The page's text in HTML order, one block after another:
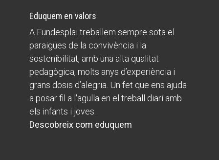
Eduquem en valors
A Fundesplai treballem sempre sota el
paraigües de la convivència i la
sostenibilitat, amb una alta qualitat
pedagògica, molts anys d’experiència i
grans dosis d’alegria. Un fet que ens ajuda
a posar fil a l'agulla en el treball diari amb
els infants i joves.
Descobreix com eduquem